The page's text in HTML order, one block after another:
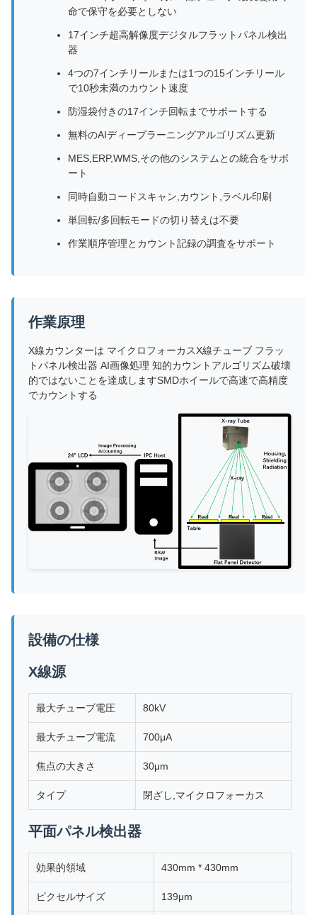
命で保守を必要としない
17インチ超高解像度デジタルフラットパネル検出
器
4つの7インチリールまたは1つの15インチリール
で10秒未満のカウント速度
防湿袋付きの17インチ回転までサポートする
無料のAIディープラーニングアルゴリズム更新
MES,ERP,WMS,その他のシステムとの統合をサポ
ート
同時自動コードスキャン,カウント,ラベル印刷
単回転/多回転モードの切り替えは不要
作業順序管理とカウント記録の調査をサポート
作業原理
X線カウンターは マイクロフォーカスX線チューブ フラッ
トパネル検出器 AI画像処理 知的カウントアルゴリズム破壊
的ではないことを達成しますSMDホイールで高速で高精度
でカウントする
設備の仕様
X線源
最大チューブ電圧 80kV
最大チューブ電流 700μA
焦点の大きさ 30μm
タイプ 閉ざし,マイクロフォーカス
平面パネル検出器
効果的領域 430mm * 430mm
ピクセルサイズ 139μm